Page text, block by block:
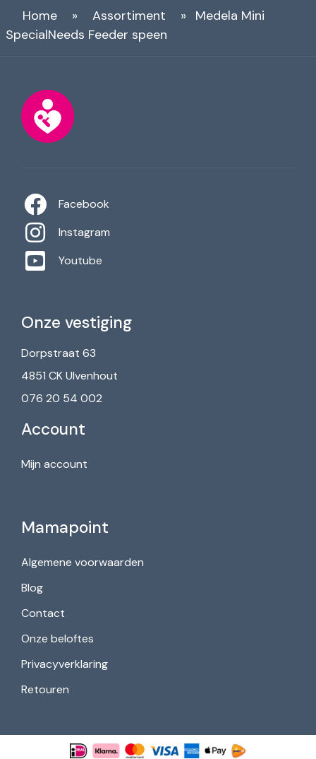
Home » Assortiment »
Medela Mini
SpecialNeeds Feeder speen
Facebook
Instagram
Youtube
Onze vestiging
Dorpstraat 63
4851 CK Ulvenhout
076 20 54 002
Account
Mijn account
Mamapoint
Algemene voorwaarden
Blog
Contact
Onze beloftes
Privacyverklaring
Retouren